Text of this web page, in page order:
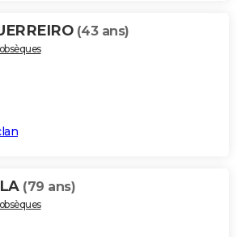
(43 ans)
(79 ans)